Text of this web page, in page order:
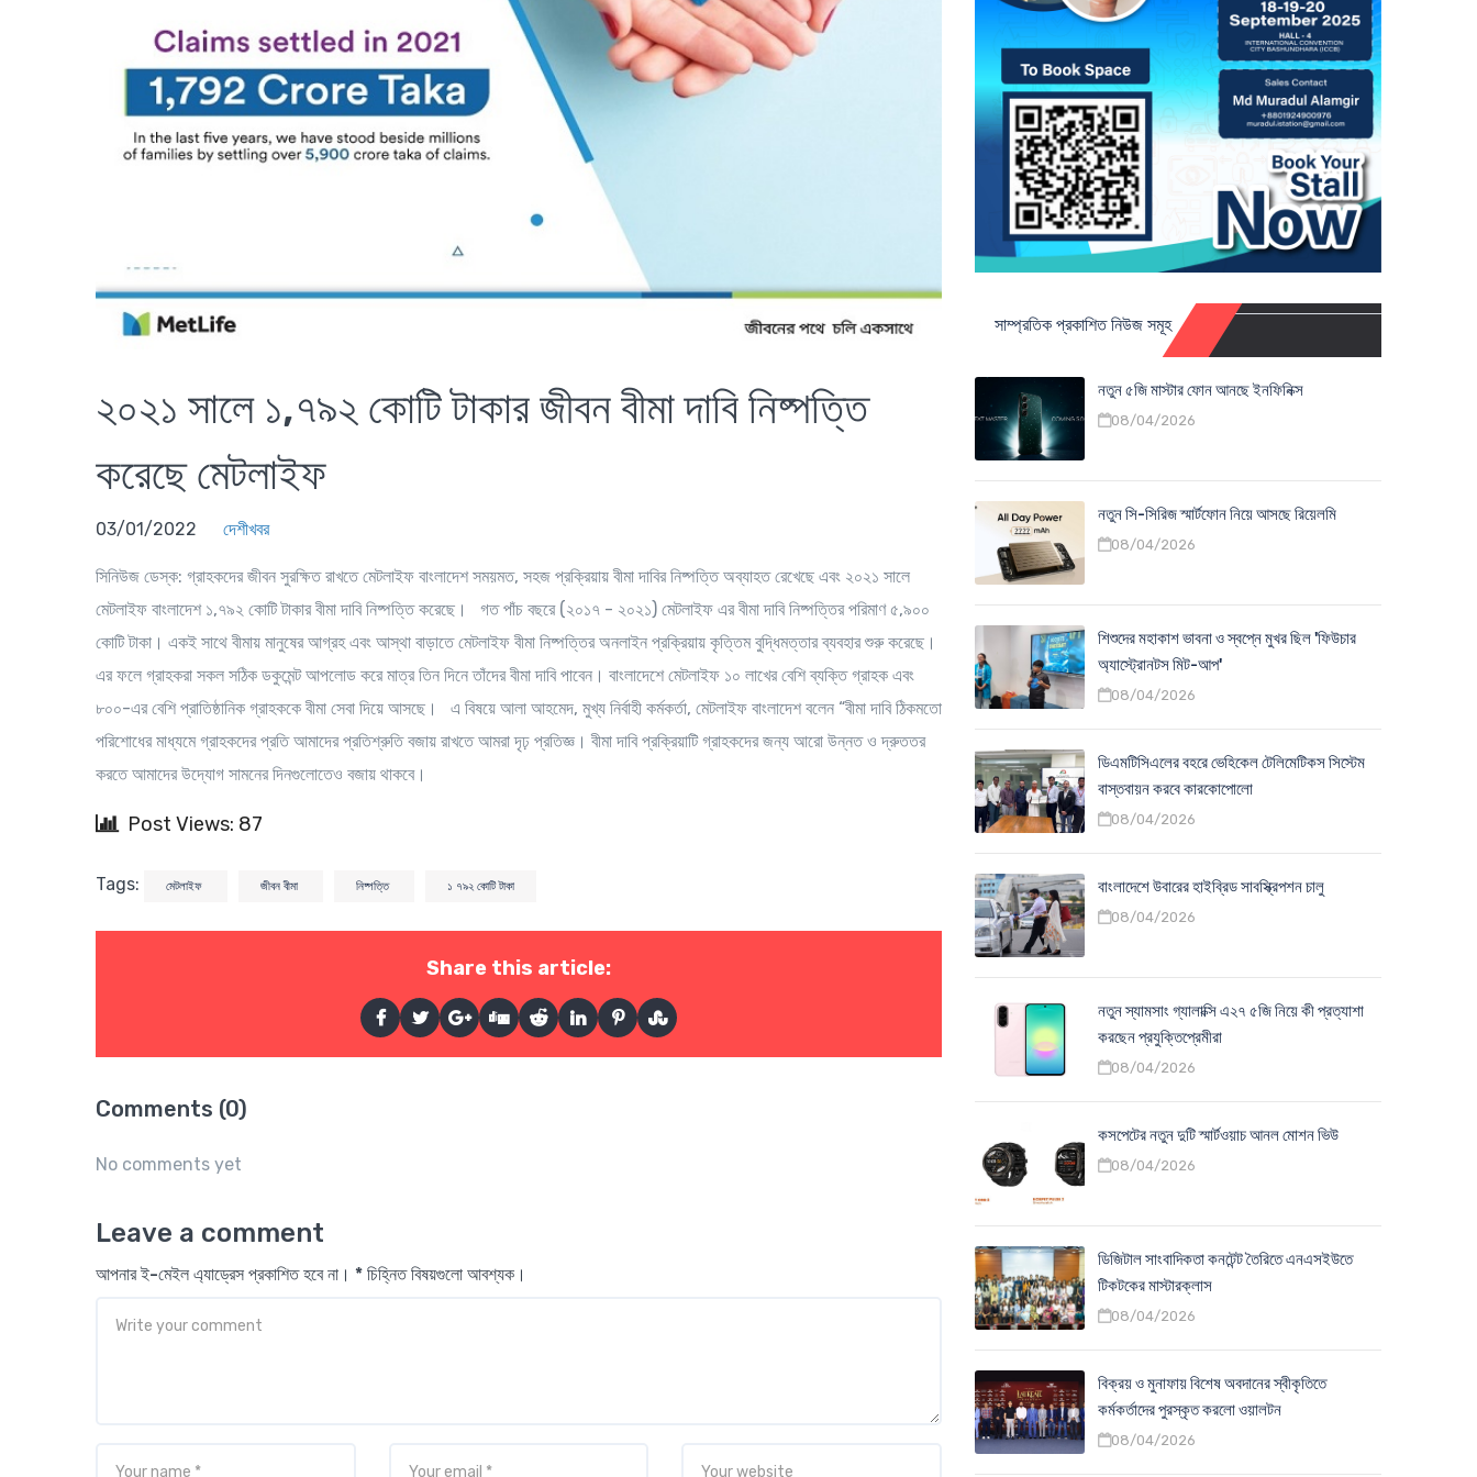
২০২১ সালে ১,৭৯২ কোটি টাকার জীবন বীমা দাবি নিষ্পত্তি
করেছে মেটলাইফ
03/01/2022 দেশীখবর
সিনিউজ ডেস্ক: গ্রাহকদের জীবন সুরক্ষিত রাখতে মেটলাইফ বাংলাদেশ সময়মত, সহজ প্রক্রিয়ায় বীমা দাবির নিষ্পত্তি অব্যাহত রেখেছে এবং ২০২১ সালে
মেটলাইফ বাংলাদেশ ১,৭৯২ কোটি টাকার বীমা দাবি নিষ্পত্তি করেছে। গত পাঁচ বছরে (২০১৭ - ২০২১) মেটলাইফ এর বীমা দাবি নিষ্পত্তির পরিমাণ ৫,৯০০
কোটি টাকা। একই সাথে বীমায় মানুষের আগ্রহ এবং আস্থা বাড়াতে মেটলাইফ বীমা নিষ্পত্তির অনলাইন প্রক্রিয়ায় কৃত্তিম বুদ্ধিমত্তার ব্যবহার শুরু করেছে।
এর ফলে গ্রাহকরা সকল সঠিক ডকুমেন্ট আপলোড করে মাত্র তিন দিনে তাঁদের বীমা দাবি পাবেন। বাংলাদেশে মেটলাইফ ১০ লাখের বেশি ব্যক্তি গ্রাহক এবং
৮০০-এর বেশি প্রাতিষ্ঠানিক গ্রাহককে বীমা সেবা দিয়ে আসছে। এ বিষয়ে আলা আহমেদ, মুখ্য নির্বাহী কর্মকর্তা, মেটলাইফ বাংলাদেশ বলেন “বীমা দাবি ঠিকমতো
পরিশোধের মাধ্যমে গ্রাহকদের প্রতি আমাদের প্রতিশ্রুতি বজায় রাখতে আমরা দৃঢ় প্রতিজ্ঞ। বীমা দাবি প্রক্রিয়াটি গ্রাহকদের জন্য আরো উন্নত ও দ্রুততর
করতে আমাদের উদ্যোগ সামনের দিনগুলোতেও বজায় থাকবে।
Post Views: 87
Tags: মেটলাইফ জীবন বীমা নিষ্পত্তি ১ ৭৯২ কোটি টাকা
Share this article:
Comments (0)
No comments yet
Leave a comment
আপনার ই-মেইল এ্যাড্রেস প্রকাশিত হবে না। * চিহ্নিত বিষয়গুলো আবশ্যক।
সাম্প্রতিক প্রকাশিত নিউজ সমূহ
নতুন ৫জি মাস্টার ফোন আনছে ইনফিনিক্স
08/04/2026
নতুন সি-সিরিজ স্মার্টফোন নিয়ে আসছে রিয়েলমি
08/04/2026
শিশুদের মহাকাশ ভাবনা ও স্বপ্নে মুখর ছিল 'ফিউচার
অ্যাস্ট্রোনটস মিট-আপ'
08/04/2026
ডিএমটিসিএলের বহরে ভেহিকেল টেলিমেটিকস সিস্টেম
বাস্তবায়ন করবে কারকোপোলো
08/04/2026
বাংলাদেশে উবারের হাইব্রিড সাবস্ক্রিপশন চালু
08/04/2026
নতুন স্যামসাং গ্যালাক্সি এ২৭ ৫জি নিয়ে কী প্রত্যাশা
করছেন প্রযুক্তিপ্রেমীরা
08/04/2026
কসপেটের নতুন দুটি স্মার্টওয়াচ আনল মোশন ভিউ
08/04/2026
ডিজিটাল সাংবাদিকতা কনটেন্ট তৈরিতে এনএসইউতে
টিকটকের মাস্টারক্লাস
08/04/2026
বিক্রয় ও মুনাফায় বিশেষ অবদানের স্বীকৃতিতে
কর্মকর্তাদের পুরস্কৃত করলো ওয়ালটন
08/04/2026